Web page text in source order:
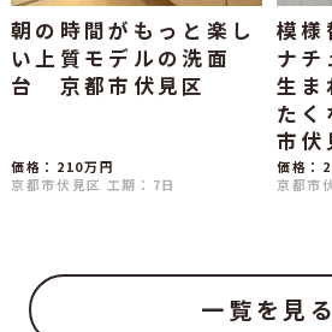
朝の時間がもっと楽し
い上質モデルの洗面
台 京都市伏見区
価格：210万円
京都市伏見区 工期：7日
模様
ナチ
生ま
た
市伏
価格：
京都市
一覧を見る